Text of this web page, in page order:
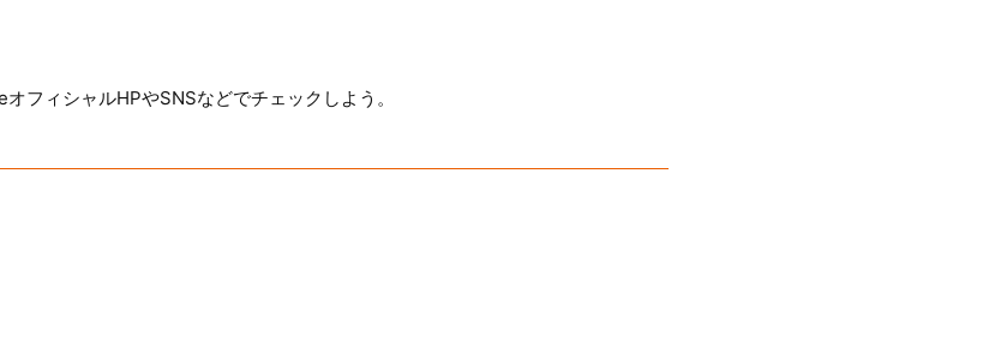
フィシャルHPやSNSなどでチェックしよう。